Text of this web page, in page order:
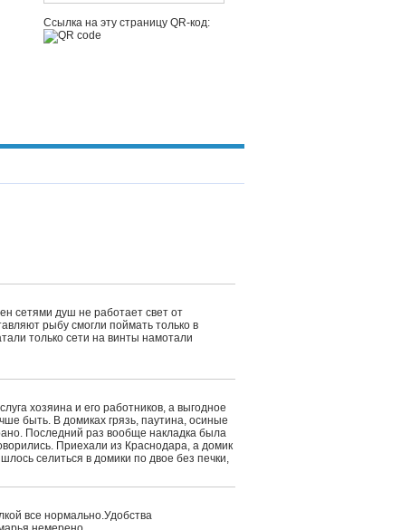
Ссылка на эту страницу QR-код:
сетями душ не работает свет от
рыбу смогли поймать только в
только сети на винты намотали
хозяина и его работников, а выгодное
быть. В домиках грязь, паутина, осиные
Последний раз вообще накладка была
Приехали из Краснодара, а домик
селиться в домики по двое без печки,
все нормально.Удобства